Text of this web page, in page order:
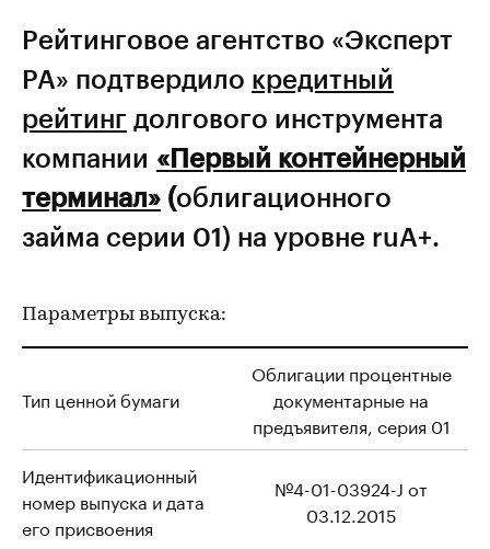
Рейтинговое агентство «Эксперт
РА» подтвердило кредитный
рейтинг долгового инструмента
компании «Первый контейнерный
терминал» (облигационного
займа серии 01) на уровне ruА+.
Параметры выпуска:
Тип ценной бумаги
Облигации процентные
документарные на
предъявителя, серия 01
Идентификационный
номер выпуска и дата
его присвоения
№4-01-03924-J от
03.12.2015